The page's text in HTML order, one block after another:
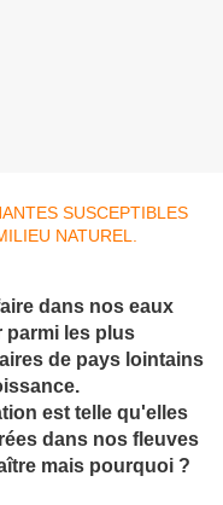
dans nos eaux
parmi les plus
de pays lointains
est telle qu'elles
dans nos fleuves
mais pourquoi ?